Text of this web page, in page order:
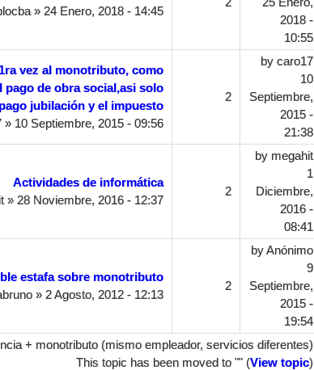
» 24 Enero, 2018 - 14:45
2018 -
10:55
vez al monotributo, como
pago de obra social,asi solo
pago jubilación y el impuesto
» 10 Septiembre, 2015 - 09:56
2
by caro17
10
Septiembre,
2015 -
21:38
Actividades de informática
» 28 Noviembre, 2016 - 12:37
2
by megahit
1
Diciembre,
2016 -
08:41
estafa sobre monotributo
» 2 Agosto, 2012 - 12:13
2
byAnónimo
9
Septiembre,
2015 -
19:54
+ monotributo (mismo empleador, servicios diferentes)
This topic has been moved to "" (View topic)